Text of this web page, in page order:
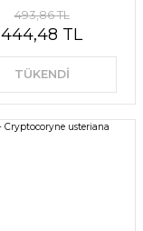
493,86 TL
444,48 TL
TÜKENDİ